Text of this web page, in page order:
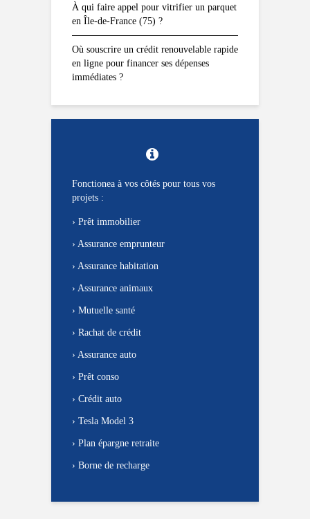
À qui faire appel pour vitrifier un parquet
en Île-de-France (75) ?
Où souscrire un crédit renouvelable rapide
en ligne pour financer ses dépenses
immédiates ?
Fonctionea à vos côtés pour tous vos
projets :
› Prêt immobilier
› Assurance emprunteur
› Assurance habitation
› Assurance animaux
› Mutuelle santé
› Rachat de crédit
› Assurance auto
› Prêt conso
› Crédit auto
› Tesla Model 3
› Plan épargne retraite
› Borne de recharge